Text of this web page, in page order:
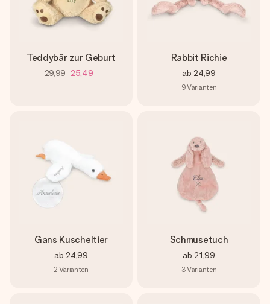
Teddybär zur Geburt
29,99 25,49
Rabbit Richie
ab 24,99
9Varianten
Gans Kuscheltier
ab 24,99
2 Varianten
Schmusetuch
ab 21,99
3Varianten